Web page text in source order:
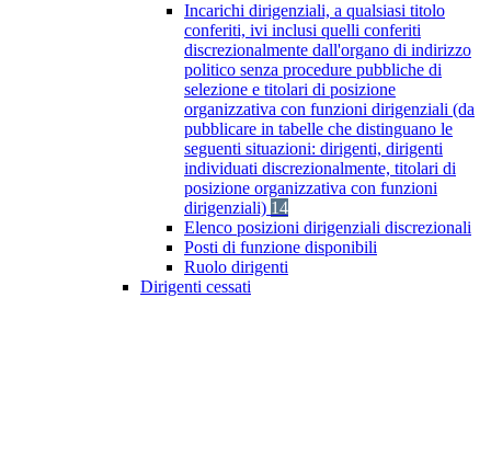
Incarichi dirigenziali, a qualsiasi titolo
conferiti, ivi inclusi quelli conferiti
discrezionalmente dall'organo di indirizzo
politico senza procedure pubbliche di
selezione e titolari di posizione
organizzativa con funzioni dirigenziali (da
pubblicare in tabelle che distinguano le
seguenti situazioni: dirigenti, dirigenti
individuati discrezionalmente, titolari di
posizione organizzativa con funzioni
dirigenziali) 14
Elenco posizioni dirigenziali discrezionali
Posti di funzione disponibili
Ruolo dirigenti
Dirigenti cessati